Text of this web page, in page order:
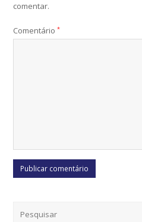
comentar.
Comentário*